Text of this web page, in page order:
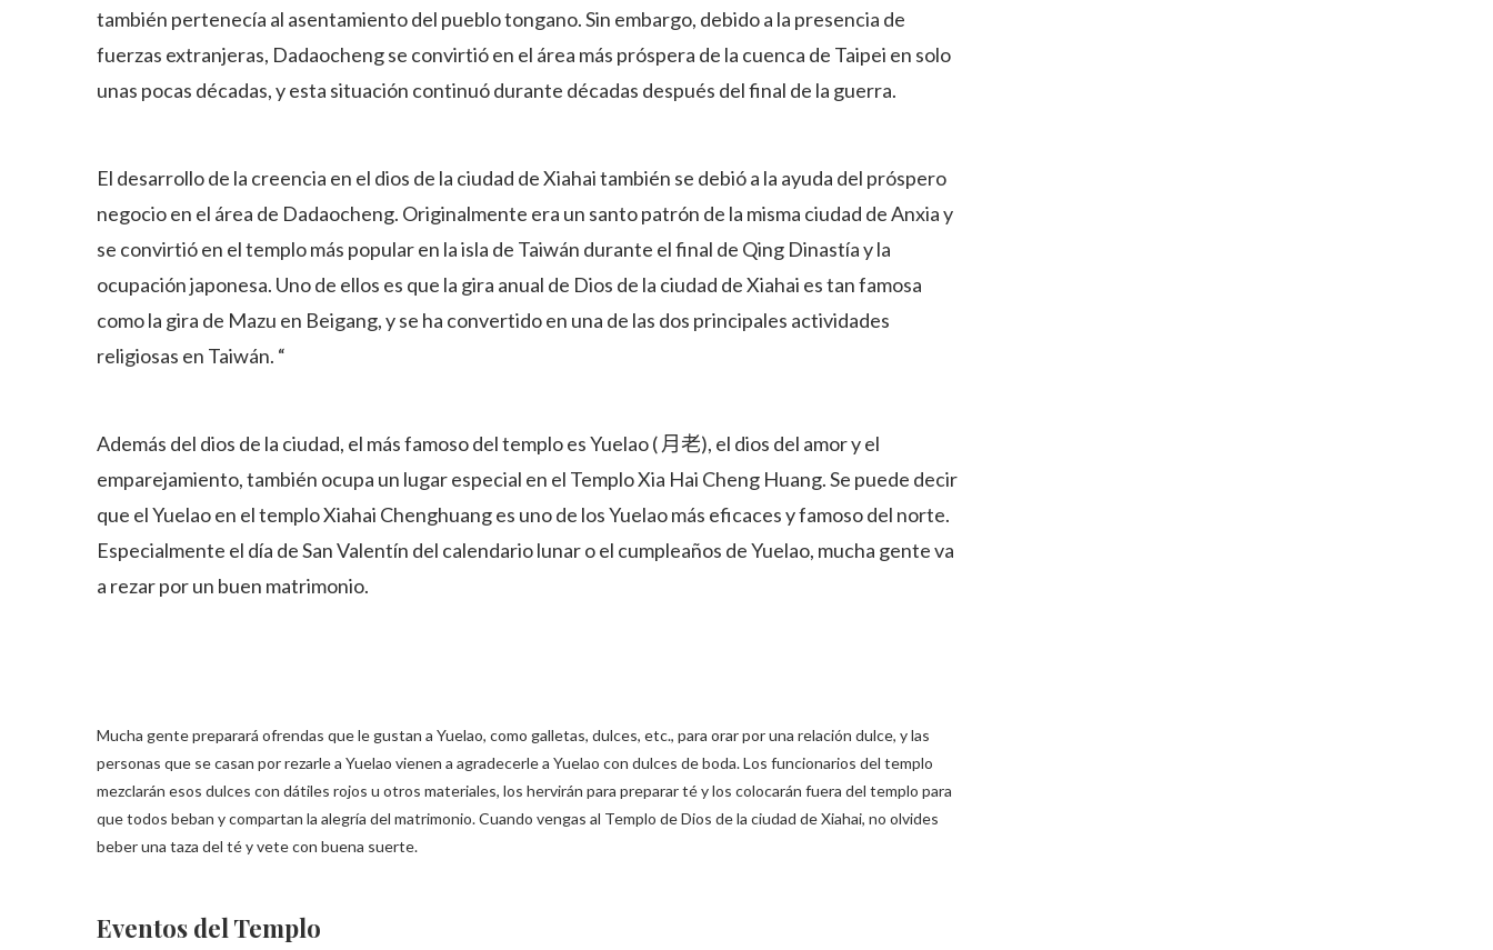
también pertenecía al asentamiento del pueblo tongano. Sin embargo, debido a la presencia de
fuerzas extranjeras, Dadaocheng se convirtió en el área más próspera de la cuenca de Taipei en solo
unas pocas décadas, y esta situación continuó durante décadas después del final de la guerra.
El desarrollo de la creencia en el dios de la ciudad de Xiahai también se debió a la ayuda del próspero
negocio en el área de Dadaocheng. Originalmente era un santo patrón de la misma ciudad de Anxia y
se convirtió en el templo más popular en la isla de Taiwán durante el final de Qing Dinastía y la
ocupación japonesa. Uno de ellos es que la gira anual de Dios de la ciudad de Xiahai es tan famosa
como la gira de Mazu en Beigang, y se ha convertido en una de las dos principales actividades
religiosas en Taiwán. “
Además del dios de la ciudad, el más famoso del templo es Yuelao ( 月老), el dios del amor y el
emparejamiento, también ocupa un lugar especial en el Templo Xia Hai Cheng Huang. Se puede decir
que el Yuelao en el templo Xiahai Chenghuang es uno de los Yuelao más eficaces y famoso del norte.
Especialmente el día de San Valentín del calendario lunar o el cumpleaños de Yuelao, mucha gente va
a rezar por un buen matrimonio.
Mucha gente preparará ofrendas que le gustan a Yuelao, como galletas, dulces, etc., para orar por una relación dulce, y las
personas que se casan por rezarle a Yuelao vienen a agradecerle a Yuelao con dulces de boda. Los funcionarios del templo
mezclarán esos dulces con dátiles rojos u otros materiales, los hervirán para preparar té y los colocarán fuera del templo para
que todos beban y compartan la alegría del matrimonio. Cuando vengas al Templo de Dios de la ciudad de Xiahai, no olvides
beber una taza del té y vete con buena suerte.
Eventos del Templo